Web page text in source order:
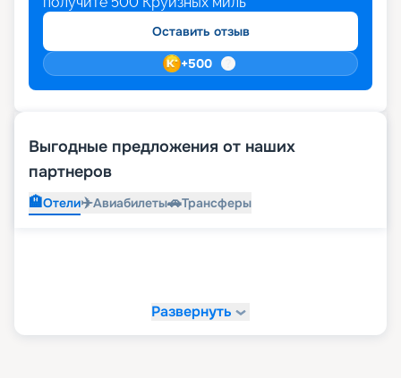
Оставить отзыв
+500
Выгодные предложения от наших
партнеров
🏨Отели✈️Авиабилеты🚗Трансферы
Развернуть